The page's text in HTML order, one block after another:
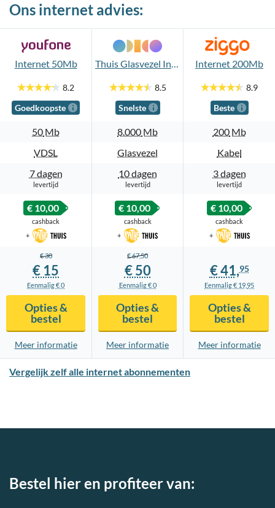
Ons internet advies:
Internet 50Mb
8.2
Goedkoopste
Thuis Glasvezel Internet 8.000Mb
8.5
Snelste
Internet 200Mb
8.9
Beste
50 Mb 8.000 Mb 200Mb
VDSL
Glasvezel
Kabel
7 dagen
levertijd
10 dagen
levertijd
3 dagen
levertijd
€ 10,00
cashback
+
€ 10,00
cashback
+
€ 10,00
cashback
+
€ 30
€ 15
Eenmalig € 0
Opties &
bestel
Meer informatie
€ 67,50
€ 50
Eenmalig € 0
Opties &
bestel
Meer informatie
€ 41,95
Eenmalig € 19,95
Opties &
bestel
Meer informatie
Vergelijk zelf alle internet abonnementen
Bestel hier en profiteer van: